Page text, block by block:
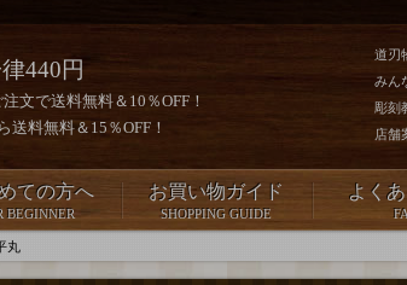
440円
文で送料無料＆10％OFF！
送料無料＆15％OFF！
道刃
みん
彫刻
店舗
ての方へ
BEGINNER
お買い物ガイド
SHOPPING GUIDE
よく
丸